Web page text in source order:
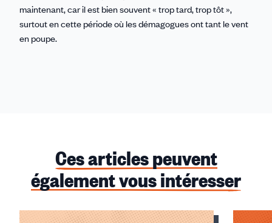
maintenant, car il est bien souvent « trop tard, trop tôt »,
surtout en cette période où les démagogues ont tant le vent
en poupe.
Ces articles peuvent
également vous intéresser